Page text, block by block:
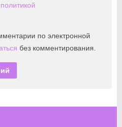
политикой
по электронной
без комментирования.